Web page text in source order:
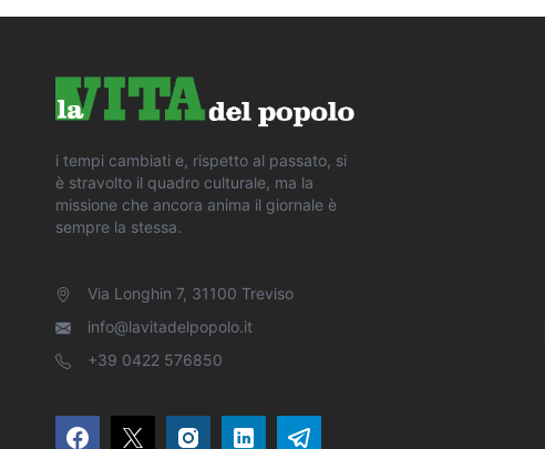
i tempi cambiati e, rispetto al passato, si
è stravolto il quadro culturale, ma la
missione che ancora anima il giornale è
sempre la stessa.
Via Longhin 7, 31100 Treviso
info@lavitadelpopolo.it
+39 0422 576850